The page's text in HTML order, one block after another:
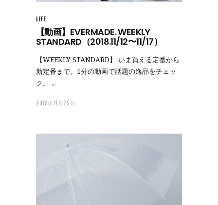
LIFE
【動画】EVERMADE. WEEKLY
STANDARD（2018.11/12〜11/17）
【WEEKLY STANDARD】 いま買える定番から
新定番まで。1分の動画で話題の逸品をチェッ
ク。
2018年11月25日